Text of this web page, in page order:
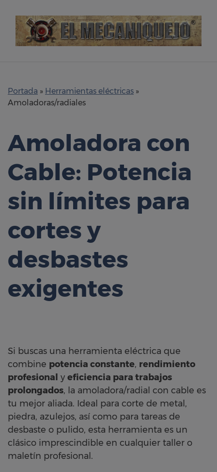
content
Portada » Herramientas eléctricas »
Amoladoras/radiales
Amoladora con
Cable: Potencia
sin límites para
cortes y
desbastes
exigentes
Si buscas una herramienta eléctrica que
combine potencia constante, rendimiento
profesional y eficiencia para trabajos
prolongados, la amoladora/radial con cable es
tu mejor aliada. Ideal para corte de metal,
piedra, azulejos, así como para tareas de
desbaste o pulido, esta herramienta es un
clásico imprescindible en cualquier taller o
maletín profesional.